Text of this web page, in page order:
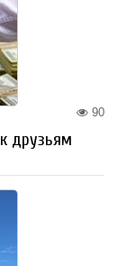
90
друзьям